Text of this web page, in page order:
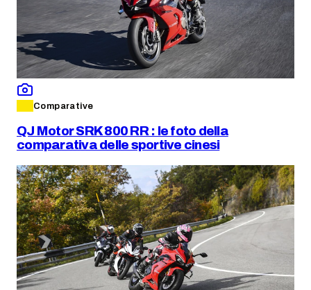
Comparative
QJ Motor SRK 800 RR : le foto della
comparativa delle sportive cinesi